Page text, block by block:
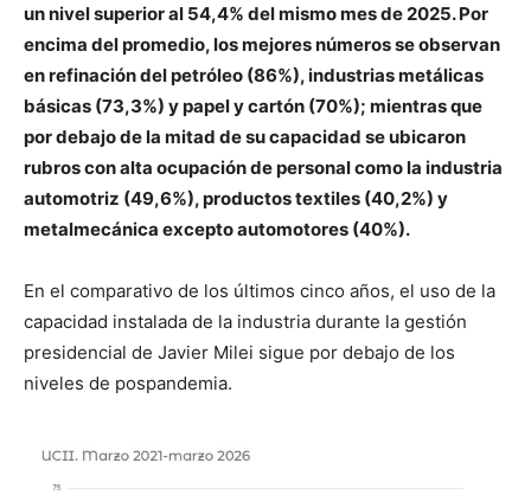
un nivel superior al 54,4% del mismo mes de 2025. Por
encima del promedio, los mejores números se observan
en refinación del petróleo (86%), industrias metálicas
básicas (73,3%) y papel y cartón (70%); mientras que
por debajo de la mitad de su capacidad se ubicaron
rubros con alta ocupación de personal como la industria
automotriz (49,6%), productos textiles (40,2%) y
metalmecánica excepto automotores (40%).
En el comparativo de los últimos cinco años, el uso de la
capacidad instalada de la industria durante la gestión
presidencial de Javier Milei sigue por debajo de los
niveles de pospandemia.